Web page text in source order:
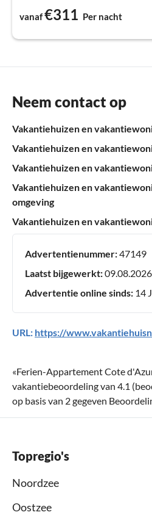
vanaf€311 Per nacht
Neem contact op
Vakantiehuizen en
Vakantiehuizen en
Vakantiehuizen en
Vakantiehuizen en
omgeving
Vakantiehuizen en
Advertentienummer:47149
Laatst bijgewerkt:09.08.2026
Advertentie online sinds: 14
URL: https://
«Ferien-Appartement Cote
vakantiebeoordeling van 4.1
op basis van 2gegeven
Topregio's
Noordzee
Oostzee